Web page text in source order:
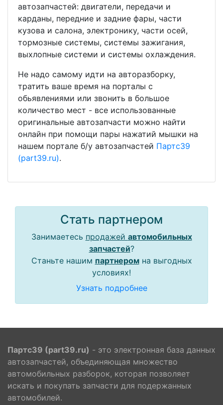
автозапчастей: двигатели, передачи и
карданы, передние и задние фары, части
кузова и салона, электронику, части осей,
тормозные системы, системы зажигания,
выхлопные системи и системы охлаждения.
Не надо самому идти на авторазборку,
тратить ваше время на порталы с
обьявлениями или звонить в большое
количество мест - все использованные
оригинальные автозапчасти можно найти
онлайн при помощи пары нажатий мышки на
нашем портале б/у автозапчастей Партс39
(part39.ru).
Стать партнером
Занимаетесь продажей автомобильных
запчастей?
Станьте нашим партнеромна выгодных
условиях!
Узнать подробнее
Партс39 (part39.ru) - это электронная база данных
автозапчастей, объединяющая множество
автомобильных разборок, которая позволяет
искать и покупать запчасти для подержанных
автомобилей.